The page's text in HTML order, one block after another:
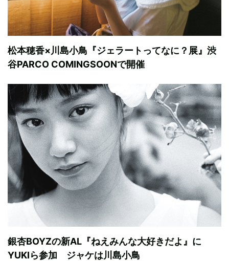
松本穂香×川島小鳥『ジェラートってなに？展』渋
谷PARCO COMINGSOONで開催
銀杏BOYZの新AL『ねえみんな大好きだよ』に
YUKIら参加 ジャケは川島小鳥